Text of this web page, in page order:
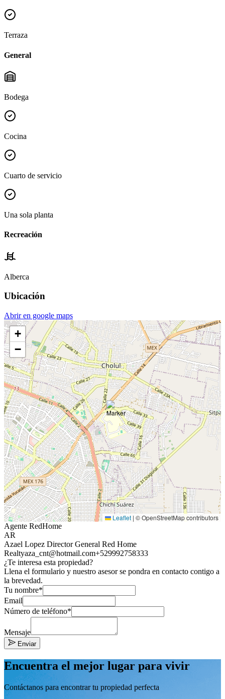
Terraza
General
Bodega
Cocina
Cuarto de servicio
Una sola planta
Recreación
Alberca
Ubicación
Abrir en google maps
+
−
Leaflet | © OpenStreetMap contributors
Agente RedHome
AR
Azael Lopez Director General Red Home
Realtyaza_cnt@hotmail.com+529992758333
¿Te interesa esta propiedad?
Llena el formulario y nuestro asesor se pondra en contacto contigo a
la brevedad.
Tu nombre*
Email
Número de teléfono*
Mensaje
Enviar
Encuentra el mejor lugar para vivir
Contáctanos para encontrar tu propiedad perfecta